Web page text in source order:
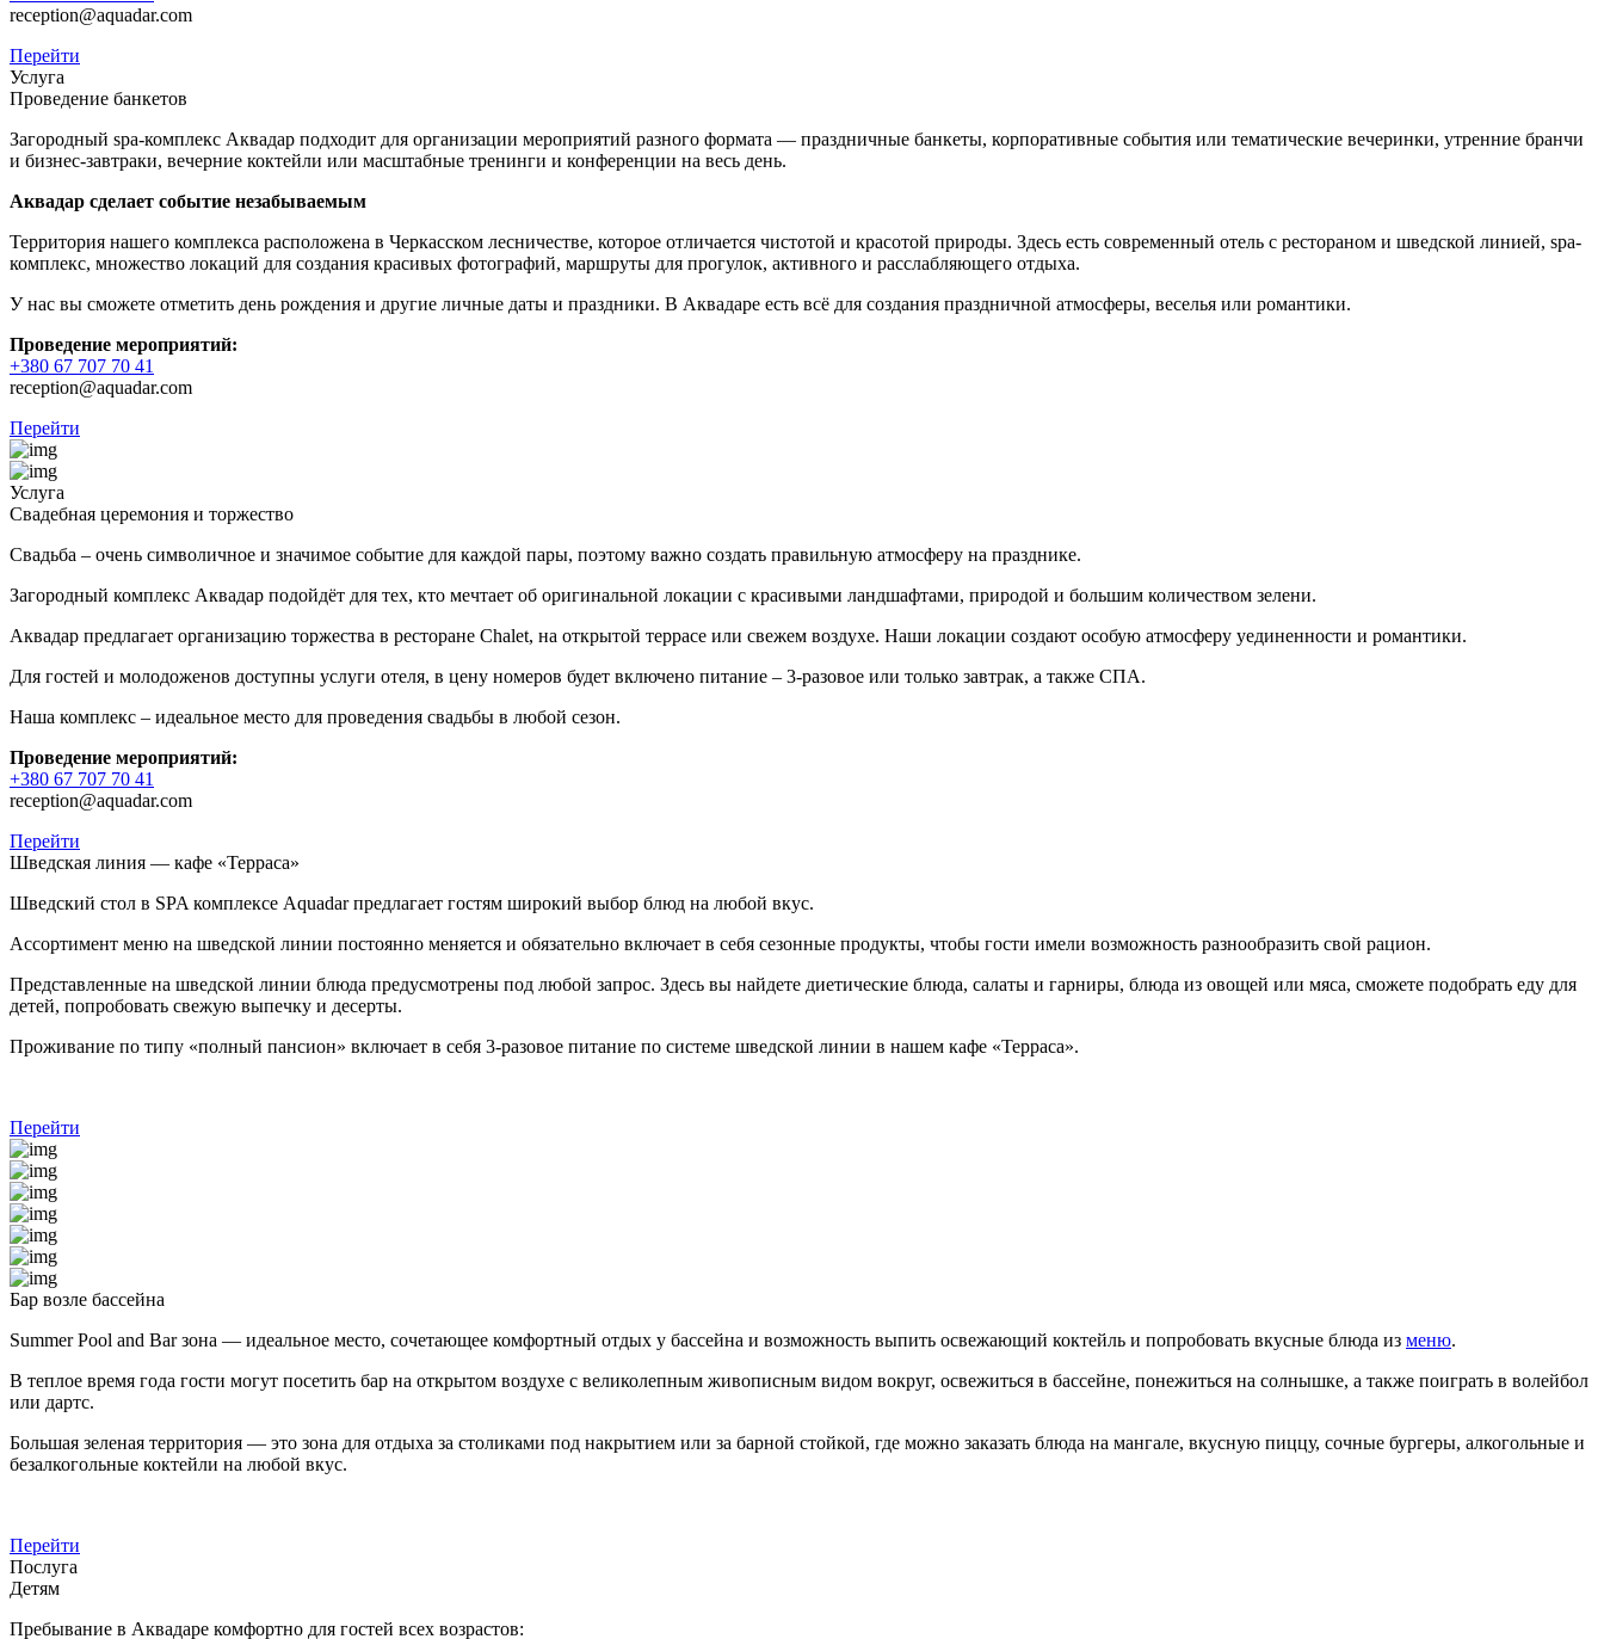
reception@aquadar.com
Перейти
Услуга
Проведение банкетов
Загородный spa-комплекс Аквадар подходит для организации мероприятий разного формата — праздничные банкеты, корпоративные события или тематические вечеринки, утренние бранчи
и бизнес-завтраки, вечерние коктейли или масштабные тренинги и конференции на весь день.
Аквадар сделает событие незабываемым
Территория нашего комплекса расположена в Черкасском лесничестве, которое отличается чистотой и красотой природы. Здесь есть современный отель с рестораном и шведской линией, spa-
комплекс, множество локаций для создания красивых фотографий, маршруты для прогулок, активного и расслабляющего отдыха.
У нас вы сможете отметить день рождения и другие личные даты и праздники. В Аквадаре есть всё для создания праздничной атмосферы, веселья или романтики.
Проведение мероприятий:
+380 67 707 70 41
reception@aquadar.com
Перейти
Услуга
Свадебная церемония и торжество
Свадьба – очень символичное и значимое событие для каждой пары, поэтому важно создать правильную атмосферу на празднике.
Загородный комплекс Аквадар подойдёт для тех, кто мечтает об оригинальной локации с красивыми ландшафтами, природой и большим количеством зелени.
Аквадар предлагает организацию торжества в ресторане Chalet, на открытой террасе или свежем воздухе. Наши локации создают особую атмосферу уединенности и романтики.
Для гостей и молодоженов доступны услуги отеля, в цену номеров будет включено питание – 3-разовое или только завтрак, а также СПА.
Наша комплекс – идеальное место для проведения свадьбы в любой сезон.
Проведение мероприятий:
+380 67 707 70 41
reception@aquadar.com
Перейти
Шведская линия — кафе «Терраса»
Шведский стол в SPA комплексе Aquadar предлагает гостям широкий выбор блюд на любой вкус.
Ассортимент меню на шведской линии постоянно меняется и обязательно включает в себя сезонные продукты, чтобы гости имели возможность разнообразить свой рацион.
Представленные на шведской линии блюда предусмотрены под любой запрос. Здесь вы найдете диетические блюда, салаты и гарниры, блюда из овощей или мяса, сможете подобрать еду для
детей, попробовать свежую выпечку и десерты.
Проживание по типу «полный пансион» включает в себя 3-разовое питание по системе шведской линии в нашем кафе «Терраса».
Перейти
Бар возле бассейна
Summer Pool and Bar зона — идеальное место, сочетающее комфортный отдых у бассейна и возможность выпить освежающий коктейль и попробовать вкусные блюда из меню.
В теплое время года гости могут посетить бар на открытом воздухе с великолепным живописным видом вокруг, освежиться в бассейне, понежиться на солнышке, а также поиграть в волейбол
или дартс.
Большая зеленая территория — это зона для отдыха за столиками под накрытием или за барной стойкой, где можно заказать блюда на мангале, вкусную пиццу, сочные бургеры, алкогольные и
безалкогольные коктейли на любой вкус.
Перейти
Послуга
Детям
Пребывание в Аквадаре комфортно для гостей всех возрастов: